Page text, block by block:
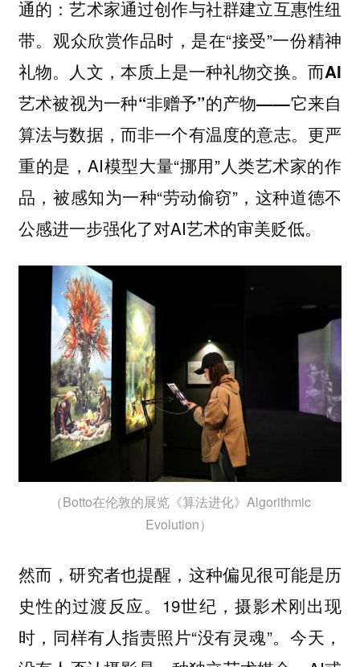
通的：艺术家通过创作与社群建立互惠性纽
带。观众欣赏作品时，是在“接受”一份精神
礼物。
人文，本质上是一种礼物交换。而AI
艺术被视为一种“非赠予”的产物——它来自
算法与数据，而非一个有温度的意志。 更严
重的是，AI模型大量“挪用”人类艺术家的作
品，被感知为一种“劳动偷窃”，这种道德不
公感进一步强化了对AI艺术的审美贬低。
（Botto在伦敦的展览《算法进化》Algorithmic
Evolution）
然而，研究者也提醒，这种偏见很可能是历
史性的过渡反应。19世纪，摄影术刚出现
时，同样有人指责照片“没有灵魂”。今天，